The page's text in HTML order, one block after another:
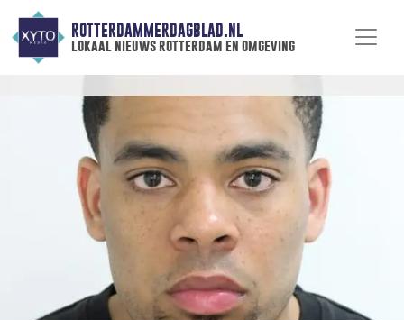
ROTTERDAMMERDAGBLAD.NL
lokaal nieuws rotterdam en omgeving